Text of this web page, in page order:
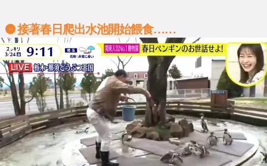
接著春日爬出水池開始餵食……